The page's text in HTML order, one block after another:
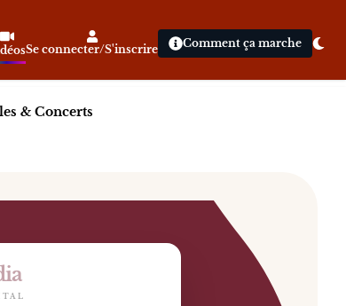
Se connecter/S'inscrire Comment ça marche
& Concerts